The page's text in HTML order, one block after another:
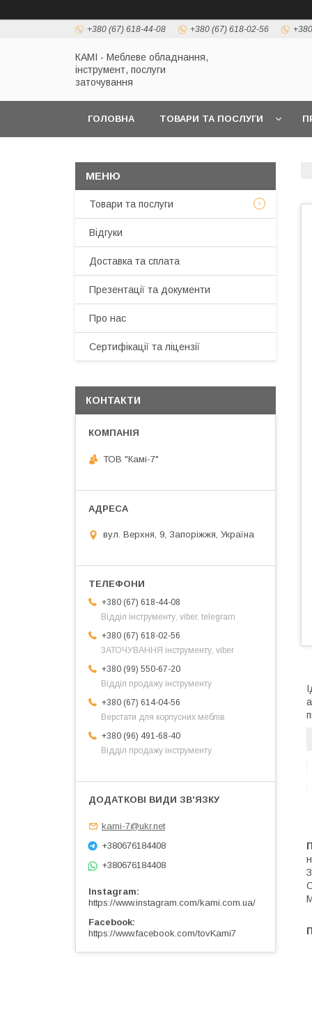
+380 (67) 618-44-08 +380 (67) 618-02-56
КАМІ - Меблеве обладнання,
інструмент, послуги
заточування
ГОЛОВНА ТОВАРИ ТА ПОСЛУГИ
Товари та послуги
Відгуки
Доставка та сплата
Презентації та документи
Про нас
Сертифікації та ліцензії
КОНТАКТИ
ТОВ "Камі-7"
вул. Верхня, 9, Запоріжжя, Україна
+380 (67) 618-44-08
Відділ інструменту, viber, telegram
+380 (67) 618-02-56
ЗАТОЧУВАННЯ інструменту, viber
+380 (99) 550-67-20
Відділ продажу інструменту
+380 (67) 614-04-56
Верстати для корпусних меблів
+380 (96) 491-68-40
Відділ продажу інструменту
kami-7@ukr.net
+380676184408
+380676184408
Instagram
https://www.instagram.com/kami.com.ua/
Facebook
https://www.facebook.com/tovKami7